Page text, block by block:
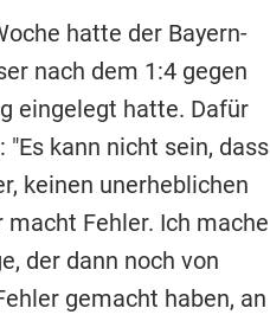
hatte der Bayern-
nach dem 1:4 gegen
eingelegt hatte. Dafür
kann nicht sein, dass
keinen unerheblichen
Fehler. Ich mache
der dann noch von
gemacht haben, an